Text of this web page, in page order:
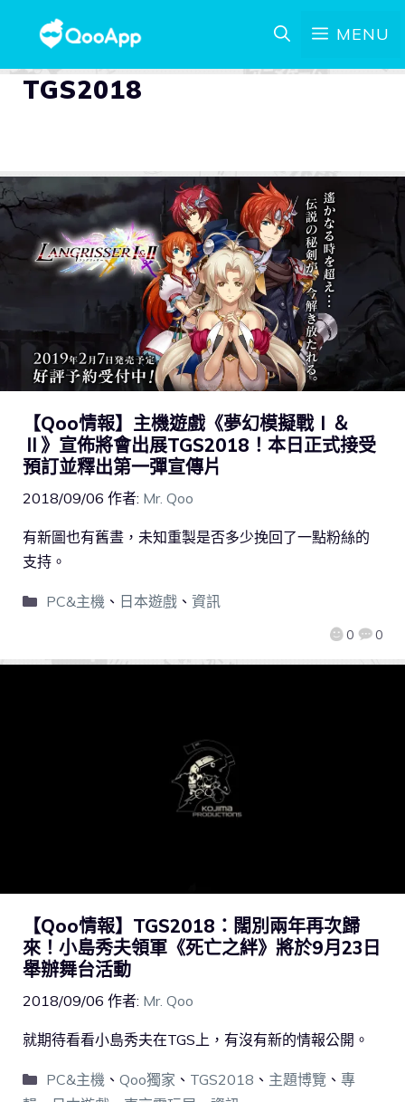
MENU
TGS2018
【Qoo情報】主機遊戲《夢幻模擬戰Ⅰ＆
Ⅱ》宣佈將會出展TGS2018！本日正式接受
預訂並釋出第一彈宣傳片
2018/09/06 作者: Mr. Qoo
0 0
有新圖也有舊晝，未知重製是否多少挽回了一點粉絲的
支持。
PC&主機 、 日本遊戲、 資訊
【Qoo情報】TGS2018：闊別兩年再次歸
來！小島秀夫領軍《死亡之絆》將於9月23日
舉辦舞台活動
2018/09/06 作者: Mr. Qoo
就期待看看小島秀夫在TGS上，有沒有新的情報公開。
PC&主機、 Qoo獨家 、 TGS2018 、 主題博覽 、 專